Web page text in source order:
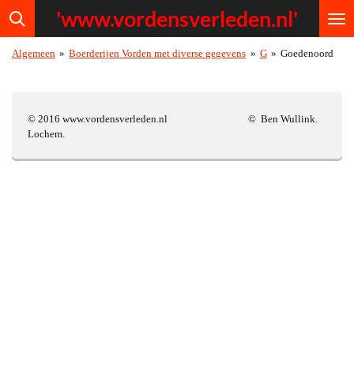
Ga
direct
de
'www.vordensverleden.nl'
Algemeen » Boerderijen Vorden met diverse gegevens » G » Goedenoord
© 2016 www.vordensverleden.nl © Ben Wullink.
Lochem.